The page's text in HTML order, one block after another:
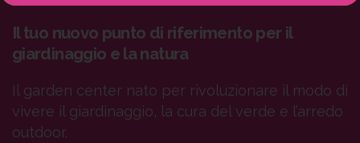
Il tuo nuovo punto di riferimento per il
giardinaggio e la natura
Il garden center nato per rivoluzionare il modo di
vivere il giardinaggio, la cura del verde e l’arredo
outdoor.